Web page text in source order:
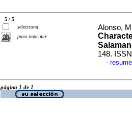
5 / 5
selecciona
para imprimir
Alonso,
148.
·
página 1 de 1